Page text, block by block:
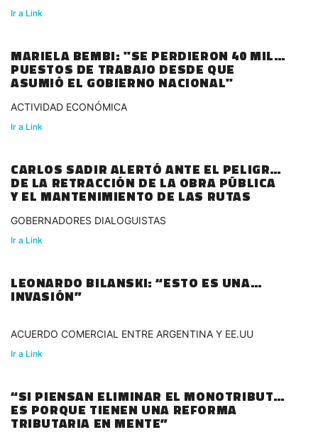
Ir a Link
MARIELA BEMBI: "SE PERDIERON 40 MIL
PUESTOS DE TRABAJO DESDE QUE
ASUMIÓ EL GOBIERNO NACIONAL"
ACTIVIDAD ECONÓMICA
Ir a Link
CARLOS SADIR ALERTÓ ANTE EL PELIGRO
DE LA RETRACCIÓN DE LA OBRA PÚBLICA
Y EL MANTENIMIENTO DE LAS RUTAS
GOBERNADORES DIALOGUISTAS
Ir a Link
LEONARDO BILANSKI: “ESTO ES UNA
INVASIÓN”
ACUERDO COMERCIAL ENTRE ARGENTINA Y EE.UU
Ir a Link
“SI PIENSAN ELIMINAR EL MONOTRIBUTO
ES PORQUE TIENEN UNA REFORMA
TRIBUTARIA EN MENTE”